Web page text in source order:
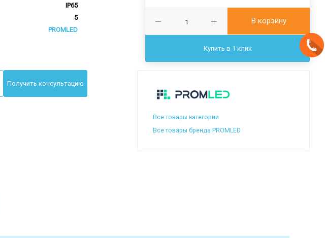
IP65
5
PROMLED
В корзину
Купить в 1 клик
Получить консультацию
Все товары категории
Все товары бренда PROMLED